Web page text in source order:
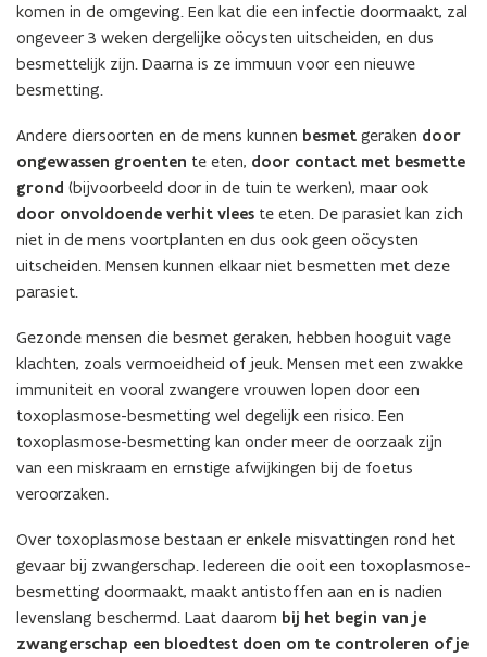
komen in de omgeving. Een kat die een infectie doormaakt, zal
ongeveer 3 weken dergelijke oöcysten uitscheiden, en dus
besmettelijk zijn. Daarna is ze immuun voor een nieuwe
besmetting.
Andere diersoorten en de mens kunnen besmet geraken door
ongewassen groenten te eten, door contact met besmette
grond (bijvoorbeeld door in de tuin te werken), maar ook
door onvoldoende verhit vlees te eten. De parasiet kan zich
niet in de mens voortplanten en dus ook geen oöcysten
uitscheiden. Mensen kunnen elkaar niet besmetten met deze
parasiet.
Gezonde mensen die besmet geraken, hebben hooguit vage
klachten, zoals vermoeidheid of jeuk. Mensen met een zwakke
immuniteit en vooral zwangere vrouwen lopen door een
toxoplasmose-besmetting wel degelijk een risico. Een
toxoplasmose-besmetting kan onder meer de oorzaak zijn
van een miskraam en ernstige afwijkingen bij de foetus
veroorzaken.
Over toxoplasmose bestaan er enkele misvattingen rond het
gevaar bij zwangerschap. Iedereen die ooit een toxoplasmose-
besmetting doormaakt, maakt antistoffen aan en is nadien
levenslang beschermd. Laat daarom bij het begin van je
zwangerschap een bloedtest doen om te controleren of je